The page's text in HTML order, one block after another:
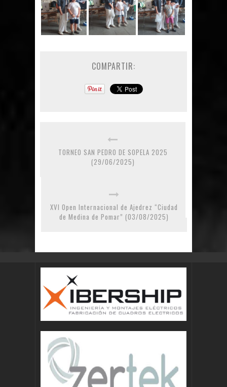
COMPARTIR:
TORNEO SAN PEDRO DE SOPELA 2025
(29/06/2025)
XVI Open Internacional de Ajedrez “Ciudad
de Medina de Pomar” (03/08/2025)